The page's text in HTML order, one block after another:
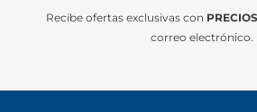
Recibe ofertas exclusivas con
correo electrónico.